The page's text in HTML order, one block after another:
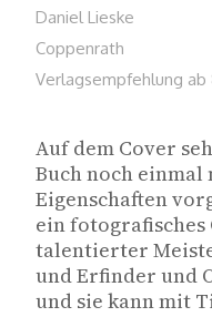
Daniel Lieske
Coppenrath
Verlagsempfehlung ab
Auf dem Cover
Buch noch
Eigenschaften
ein fotografisches
talentierter
und Erfinder und
und sie kann mit